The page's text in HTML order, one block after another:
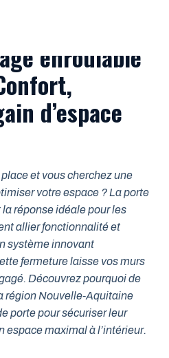
enroulable
d’espace
et vous cherchez une
votre espace ? La porte
réponse idéale pour les
allier fonctionnalité et
système innovant
fermeture laisse vos murs
Découvrez pourquoi de
région Nouvelle-Aquitaine
porte pour sécuriser leur
espace maximal à l’intérieur.